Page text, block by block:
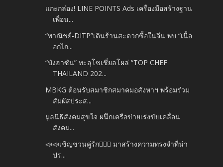
แกะกล่อง! LINE POINTS Ads เครื่องมือสร้างฐาน
เพื่อน...
“พาณิชย์-DITP”เดินร้านสะดวกซื้อในจีน พบ “เนื้อ
อกไก...
“บังฮาซัน” ทะลุโซเชี่ยลโผล่ “TOP CHEF
THAILAND 202...
MBKG ต้อนรับสมาชิกสมาคมอสังหาฯ พร้อมร่วม
สัมผัสประส...
มูลนิธิสังคมสุขใจ ผนึกเครือข่ายเร่งขับเคลื่อน
สังคม...
📣📣เชิญชวนคู่รัก👩‍❤️‍👨 มาสร้างความทรงจำที่น่า
ปร...